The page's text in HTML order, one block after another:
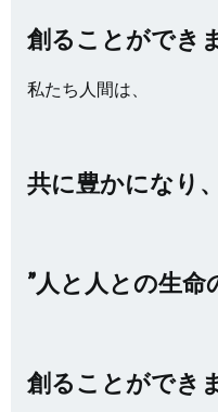
創ることができ
私たち人間は、
共に豊かになり
”人と人との生命
創ることができ